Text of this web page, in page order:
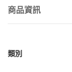
商品資訊
類別